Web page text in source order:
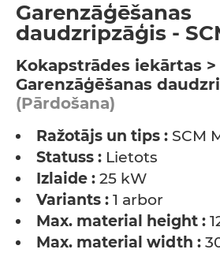
Garenzāģēšanas
daudzripzāģis -
Kokapstrādes iekārtas >
Garenzāģēšanas
(Pārdošana)
Ražotājs un tips : SCM
Statuss : Lietots
Izlaide : 25 kW
Variants : 1 arbor
Max. material height :
Max. material width :